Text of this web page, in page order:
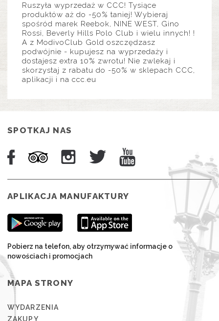
Ruszyła wyprzedaż w CCC! Tysiące
produktów aż do -50% taniej! Wybieraj
spośród marek Reebok, NINE WEST, Gino
Rossi, Beverly Hills Polo Club i wielu innych! !
A z ModivoClub Gold oszczędzasz
podwójnie - kupujesz na wyprzedaży i
dostajesz extra 10% zwrotu! Nie zwlekaj i
skorzystaj z rabatu do -50% w sklepach CCC,
aplikacji i na ccc.eu
SPOTKAJ NAS
APLIKACJA MANUFAKTURY
Pobierz na telefon, aby otrzymywać informacje o
nowościach i promocjach
MAPA STRONY
WYDARZENIA
ZAKUPY